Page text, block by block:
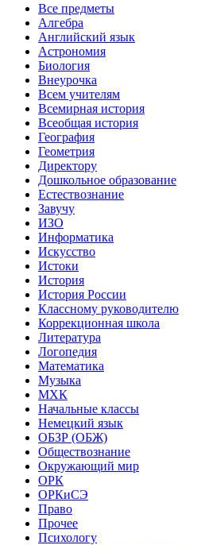
Все предметы
Алгебра
Английский язык
Астрономия
Биология
Внеурочка
Всем учителям
Всемирная история
Всеобщая история
География
Геометрия
Директору
Дошкольное образование
Естествознание
Завучу
ИЗО
Информатика
Искуcство
Истоки
История
История России
Классному руководителю
Коррекционная школа
Литература
Логопедия
Математика
Музыка
МХК
Начальные классы
Немецкий язык
ОБЗР (ОБЖ)
Обществознание
Окружающий мир
ОРК
ОРКиСЭ
Право
Прочее
Психологу